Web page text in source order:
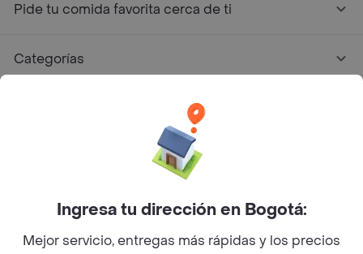
Pide tu comida favorita cerca de ti
Categorías
Facebook
Twitter
Instagram
©2026Rappi Inc. All rights reserved.
Ingresa tu dirección en Bogotá:
Mejor servicio, entregas más rápidas y los precios